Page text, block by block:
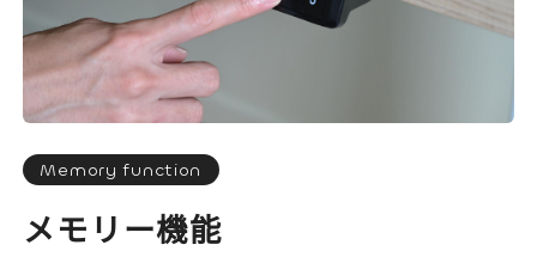
Memory function
メモリー機能